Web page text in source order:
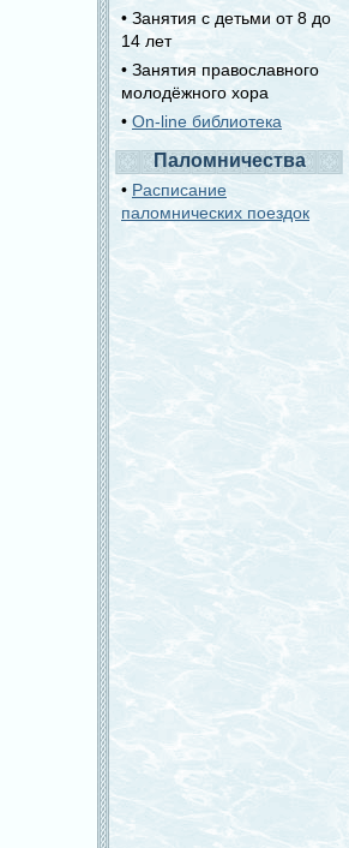
• Занятия с детьми от 8 до
14 лет
• Занятия православного
молодёжного хора
• On-line библиотека
Паломничества
• Расписание
паломнических поездок